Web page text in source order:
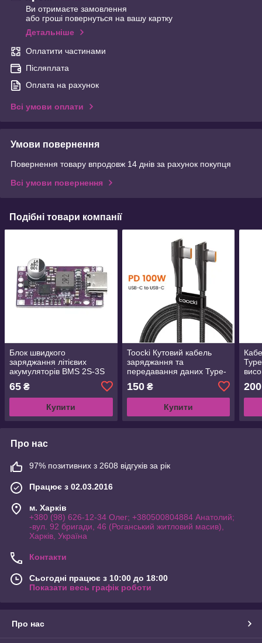
Ви отримаєте замовлення
або гроші повернуться на вашу картку
Детальніше
Оплатити частинами
Післяплата
Оплата на рахунок
Всі умови оплати
Умови повернення
Повернення товару впродовж 14 днів за рахунок покупця
Всі умови повернення
Подібні товари компанії
Блок швидкого
заряджання літієвих
акумуляторів BMS 2S-3S
15 W 8.4 В 12.6 В 1.5A з
інтерфейсом Type-C USB
65 ₴
Купити
Toocki Кутовий кабель
заряджання та
передавання даних Type-
метр високошвидкісний
QC3 QC4 PD
150₴
Купити
та
200
Про нас
97% позитивних з 2608 відгуків за рік
Працює з 02.03.2016
м. Харків
+380 (98) 626-12-34 Олег; +380500804884 Анатолий;
-вул. 92 бригади, 46 (Роганський житловий масив),
Харків, Україна
Контакти
Сьогодні працює з 10:00 до 18:00
Показати весь графік роботи
Про нас